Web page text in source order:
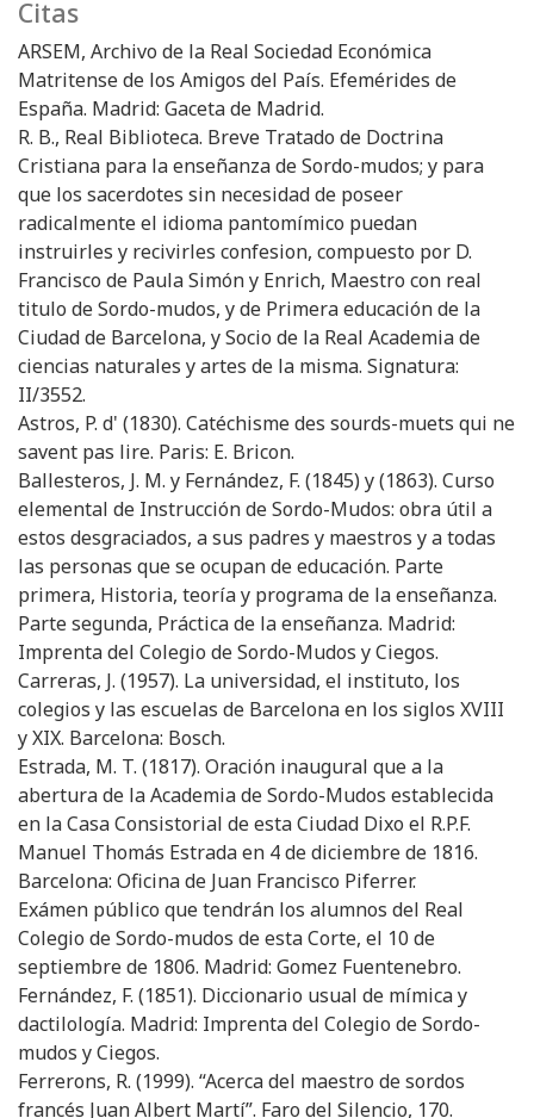
Citas
ARSEM, Archivo de la Real Sociedad Económica
Matritense de los Amigos del País. Efemérides de
España. Madrid: Gaceta de Madrid.
R. B., Real Biblioteca. Breve Tratado de Doctrina
Cristiana para la enseñanza de Sordo-mudos; y para
que los sacerdotes sin necesidad de poseer
radicalmente el idioma pantomímico puedan
instruirles y recivirles confesion, compuesto por D.
Francisco de Paula Simón y Enrich, Maestro con real
titulo de Sordo-mudos, y de Primera educación de la
Ciudad de Barcelona, y Socio de la Real Academia de
ciencias naturales y artes de la misma. Signatura:
II/3552.
Astros, P. d' (1830). Catéchisme des sourds-muets qui ne
savent pas lire. Paris: E. Bricon.
Ballesteros, J. M. y Fernández, F. (1845) y (1863). Curso
elemental de Instrucción de Sordo-Mudos: obra útil a
estos desgraciados, a sus padres y maestros y a todas
las personas que se ocupan de educación. Parte
primera, Historia, teoría y programa de la enseñanza.
Parte segunda, Práctica de la enseñanza. Madrid:
Imprenta del Colegio de Sordo-Mudos y Ciegos.
Carreras, J. (1957). La universidad, el instituto, los
colegios y las escuelas de Barcelona en los siglos XVIII
y XIX. Barcelona: Bosch.
Estrada, M. T. (1817). Oración inaugural que a la
abertura de la Academia de Sordo-Mudos establecida
en la Casa Consistorial de esta Ciudad Dixo el R.P.F.
Manuel Thomás Estrada en 4 de diciembre de 1816.
Barcelona: Oficina de Juan Francisco Piferrer.
Exámen público que tendrán los alumnos del Real
Colegio de Sordo-mudos de esta Corte, el 10 de
septiembre de 1806. Madrid: Gomez Fuentenebro.
Fernández, F. (1851). Diccionario usual de mímica y
dactilología. Madrid: Imprenta del Colegio de Sordo-
mudos y Ciegos.
Ferrerons, R. (1999). “Acerca del maestro de sordos
francés Juan Albert Martí”. Faro del Silencio, 170.